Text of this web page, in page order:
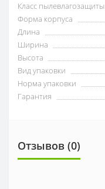
Класс пылевлагозащиты
Форма корпуса
Длина
Ширина
Высота
Вид упаковки
Норма упаковки
Гарантия
Отзывов (0)